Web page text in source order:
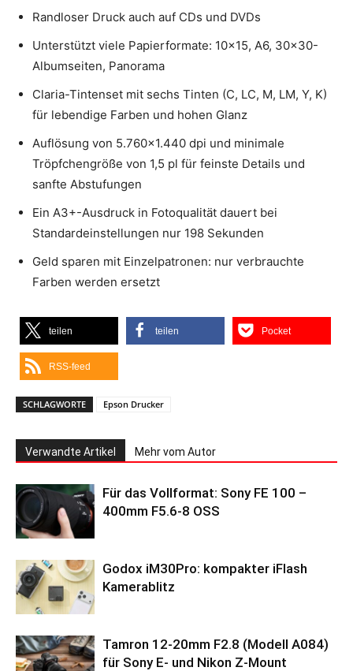
Randloser Druck auch auf CDs und DVDs
Unterstützt viele Papierformate: 10×15, A6, 30×30-
Albumseiten, Panorama
Claria-Tintenset mit sechs Tinten (C, LC, M, LM, Y, K)
für lebendige Farben und hohen Glanz
Auflösung von 5.760×1.440 dpi und minimale
Tröpfchengröße von 1,5 pl für feinste Details und
sanfte Abstufungen
Ein A3+-Ausdruck in Fotoqualität dauert bei
Standardeinstellungen nur 198 Sekunden
Geld sparen mit Einzelpatronen: nur verbrauchte
Farben werden ersetzt
teilen teilen Pocket
RSS-feed
SCHLAGWORTE Epson Drucker
Verwandte Artikel Mehr vom Autor
Für das Vollformat: Sony FE 100 –
400mm F5.6-8 OSS
Godox iM30Pro: kompakter iFlash
Kamerablitz
Tamron 12-20mm F2.8 (Modell A084)
für Sony E- und Nikon Z-Mount